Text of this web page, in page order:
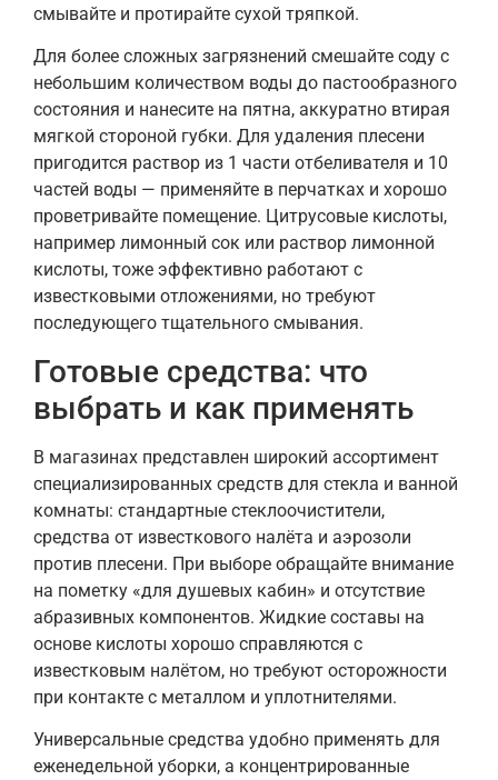
смывайте и протирайте сухой тряпкой.
Для более сложных загрязнений смешайте соду с
небольшим количеством воды до пастообразного
состояния и нанесите на пятна, аккуратно втирая
мягкой стороной губки. Для удаления плесени
пригодится раствор из 1 части отбеливателя и 10
частей воды — применяйте в перчатках и хорошо
проветривайте помещение. Цитрусовые кислоты,
например лимонный сок или раствор лимонной
кислоты, тоже эффективно работают с
известковыми отложениями, но требуют
последующего тщательного смывания.
Готовые средства: что
выбрать и как применять
В магазинах представлен широкий ассортимент
специализированных средств для стекла и ванной
комнаты: стандартные стеклоочистители,
средства от известкового налёта и аэрозоли
против плесени. При выборе обращайте внимание
на пометку «для душевых кабин» и отсутствие
абразивных компонентов. Жидкие составы на
основе кислоты хорошо справляются с
известковым налётом, но требуют осторожности
при контакте с металлом и уплотнителями.
Универсальные средства удобно применять для
еженедельной уборки, а концентрированные